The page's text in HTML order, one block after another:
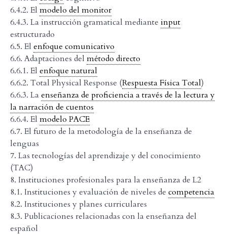
6.4.2. El modelo del monitor
6.4.3. La instrucción gramatical mediante input
estructurado
6.5. El enfoque comunicativo
6.6. Adaptaciones del método directo
6.6.1. El enfoque natural
6.6.2. Total Physical Response (Respuesta Física Total)
6.6.3. La enseñanza de proficiencia a través de la lectura y
la narración de cuentos
6.6.4. El modelo PACE
6.7. El futuro de la metodología de la enseñanza de
lenguas
7. Las tecnologías del aprendizaje y del conocimiento
(TAC)
8. Instituciones profesionales para la enseñanza de L2
8.1. Instituciones y evaluación de niveles de competencia
8.2. Instituciones y planes curriculares
8.3. Publicaciones relacionadas con la enseñanza del
español